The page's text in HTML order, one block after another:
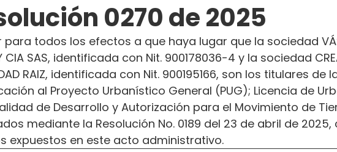
0270 de 2025
para todos los efectos a que haya lugar que la sociedad
CIA SAS, identificada con Nit. 900178036-4 y la sociedad
RAIZ, identificada con Nit. 900195166, son los titulares de
al Proyecto Urbanístico General (PUG); Licencia de
de Desarrollo y Autorización para el Movimiento de
mediante la Resolución No. 0189 del 23 de abril de
expuestos en este acto administrativo.